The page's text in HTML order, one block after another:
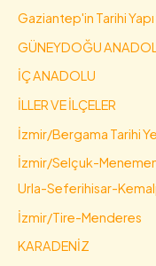
Gaziantep'in Tarihi Yapı
GÜNEYDOĞU
İÇ ANADOLU
İLLER VE İLÇELER
İzmir/Bergama Tarihi
İzmir/Selçuk-
Urla-Seferihisar-
İzmir/Tire-Menderes
KARADENİZ